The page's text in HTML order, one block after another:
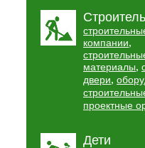
компании,
материалы,
двери,
проектные
Дети